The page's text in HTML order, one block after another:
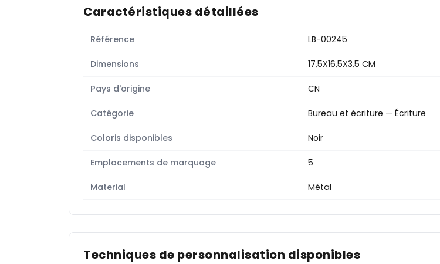
Caractéristiques détaillées
Référence LB-00245
Dimensions 17,5X16,5X3,5 CM
Pays d'origine CN
Catégorie Bureau et écriture — Écriture
Coloris disponibles Noir
Emplacements de marquage 5
Material Métal
Techniques de personnalisation disponibles